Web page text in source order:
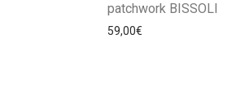
patchwork BISSOLI
59,00€